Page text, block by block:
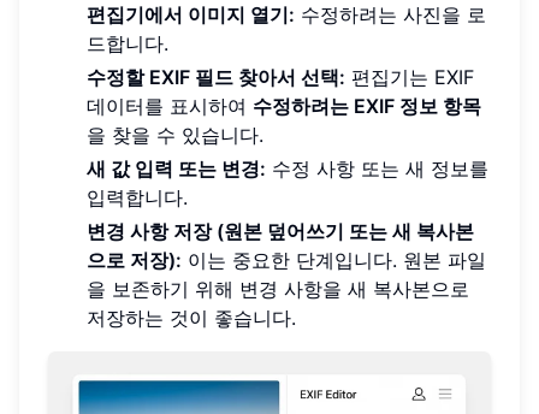
편집기에서 이미지 열기: 수정하려는 사진을 로
드합니다.
수정할 EXIF 필드 찾아서 선택: 편집기는 EXIF
데이터를 표시하여 수정하려는 EXIF 정보 항목
을 찾을 수 있습니다.
새 값 입력 또는 변경: 수정 사항 또는 새 정보를
입력합니다.
변경 사항 저장 (원본 덮어쓰기 또는 새 복사본
으로 저장): 이는 중요한 단계입니다. 원본 파일
을 보존하기 위해 변경 사항을 새 복사본으로
저장하는 것이 좋습니다.